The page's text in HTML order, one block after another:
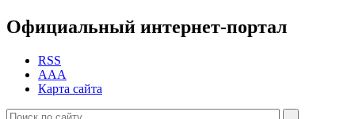
Официальный интернет-портал
RSS
AAA
Карта сайта